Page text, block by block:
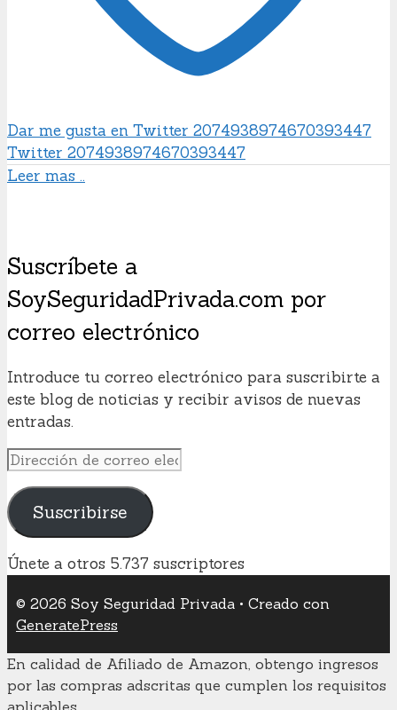
Dar me gusta en Twitter 2074938974670393447
Twitter 2074938974670393447
Leer mas ..
Suscríbete a
SoySeguridadPrivada.com por
correo electrónico
Introduce tu correo electrónico para suscribirte a
este blog de noticias y recibir avisos de nuevas
entradas.
Dirección
correo
electrónico
Suscribirse
Únete a otros 5.737 suscriptores
© 2026 Soy Seguridad Privada • Creado con
GeneratePress
En calidad de Afiliado de Amazon, obtengo ingresos
por las compras adscritas que cumplen los requisitos
aplicables.